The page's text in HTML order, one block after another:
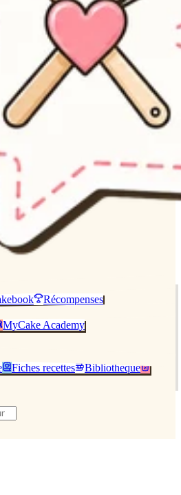
Récompenses
MyCake Academy
Fiches recettes
Bibliothèque